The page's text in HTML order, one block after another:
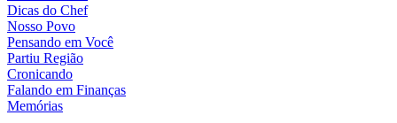
Dicas do Chef
Nosso Povo
Pensando em Você
Partiu Região
Cronicando
Falando em Finanças
Memórias